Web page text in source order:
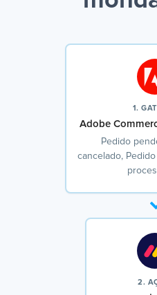
1.
Adobe
Pedido
cancelado,
2.